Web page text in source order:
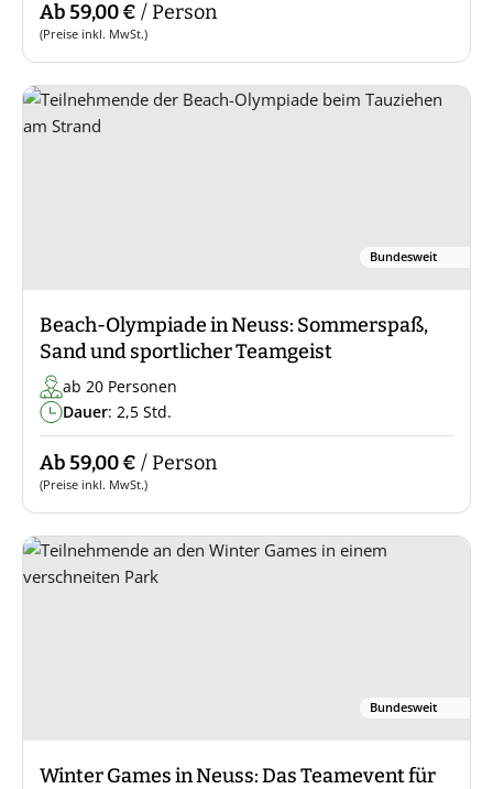
Ab 59,00 € / Person
(Preise inkl. MwSt.)
Bundesweit
Beach-Olympiade in Neuss: Sommerspaß,
Sand und sportlicher Teamgeist
ab 20 Personen
Dauer: 2,5 Std.
Ab 59,00 € / Person
(Preise inkl. MwSt.)
Bundesweit
Winter Games in Neuss: Das Teamevent für